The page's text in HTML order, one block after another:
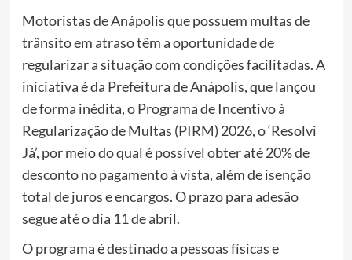
Motoristas de Anápolis que possuem multas de
trânsito em atraso têm a oportunidade de
regularizar a situação com condições facilitadas. A
iniciativa é da Prefeitura de Anápolis, que lançou
de forma inédita, o Programa de Incentivo à
Regularização de Multas (PIRM) 2026, o ‘Resolvi
Já’, por meio do qual é possível obter até 20% de
desconto no pagamento à vista, além de isenção
total de juros e encargos. O prazo para adesão
segue até o dia 11 de abril.
O programa é destinado a pessoas físicas e